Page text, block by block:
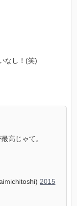
なし！(笑)
高じゃて。
2015